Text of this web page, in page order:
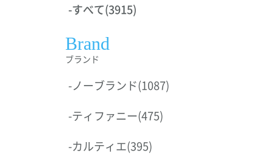
-すべて(3915)
Brand
ブランド
-ノーブランド(1087)
-ティファニー(475)
-カルティエ(395)